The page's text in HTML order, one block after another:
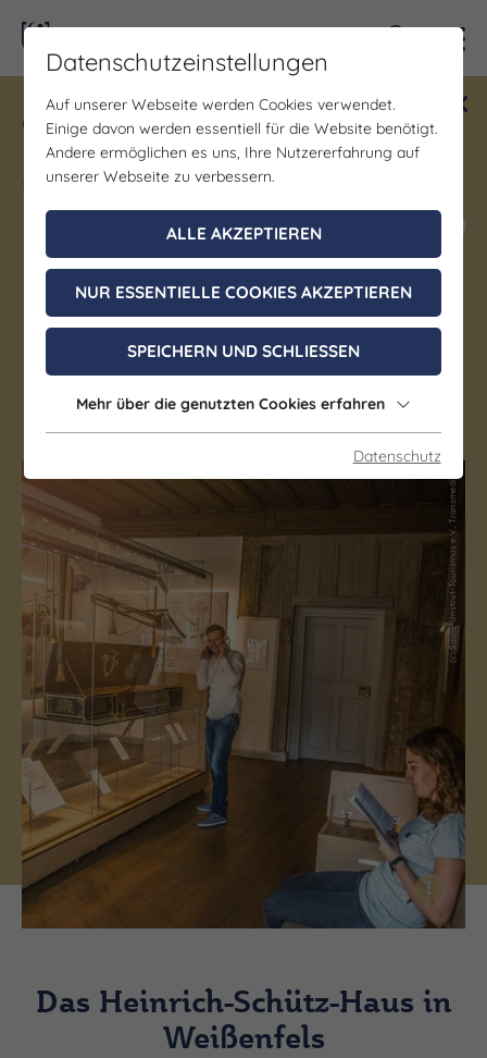
Gewinne ein Blind Date mit Saale-
Unstrut! Teilnahme vom 1.7. - 18.12.
möglich.
Jetzt mitmachen
Kunst & Kultur
Psst … wo der
Weltkomponist Heinrich
Schütz noch immer klingt
(c) Saale-Unstrut-Tourismus e.V., Transmedial
i
Das Heinrich-Schütz-Haus in
Weißenfels
Datenschutzeinstellungen
Auf unserer Webseite werden Cookies verwendet.
Einige davon werden essentiell für die Website benötigt.
Andere ermöglichen es uns, Ihre Nutzererfahrung auf
unserer Webseite zu verbessern.
ALLE AKZEPTIEREN
NUR ESSENTIELLE COOKIES AKZEPTIEREN
SPEICHERN UND SCHLIESSEN
Mehr über die genutzten Cookies erfahren
Datenschutz